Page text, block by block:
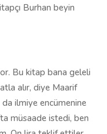
Burhan beyin
Bu kitap bana geleli
alır, diye Maarif
da ilmiye encümenine
müsaade istedi, ben